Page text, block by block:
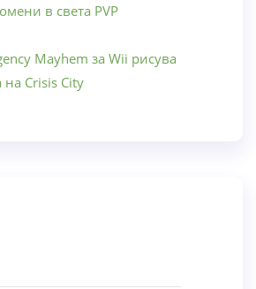
в света PVP
Mayhem за Wii рисува
Crisis City